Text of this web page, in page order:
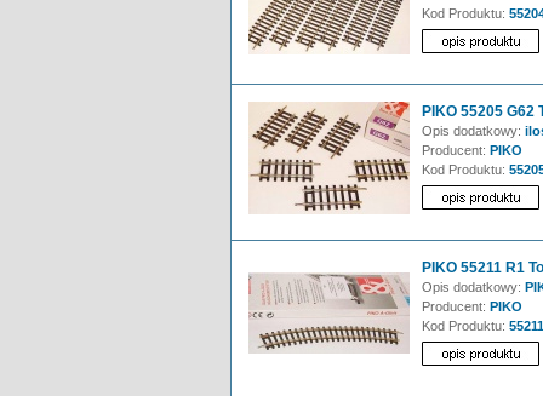
Kod Produktu:
PIKO 55205 G62
Opis dodatkowy:
Producent: PIKO
Kod Produktu:
PIKO 55211 R1
Opis dodatkowy:
Producent: PIKO
Kod Produktu: 55211